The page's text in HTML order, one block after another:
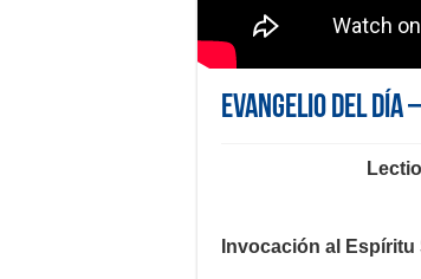
Evangelio del día
Invocación al Espíritu